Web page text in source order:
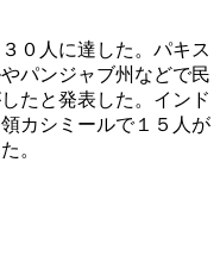
０人に達した。パキス
パンジャブ州などで民
たと発表した。インド
カシミールで１５人が
。